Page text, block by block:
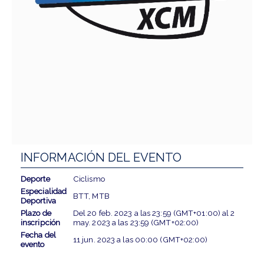
INFORMACIÓN DEL EVENTO
Deporte
Ciclismo
Especialidad
Deportiva
BTT, MTB
Plazo de
inscripción
Del20 feb. 2023 a las23:59 (GMT+01:00) al2
may. 2023 a las 23:59 (GMT+02:00)
Fecha del
evento
11 jun. 2023 a las 00:00 (GMT+02:00)